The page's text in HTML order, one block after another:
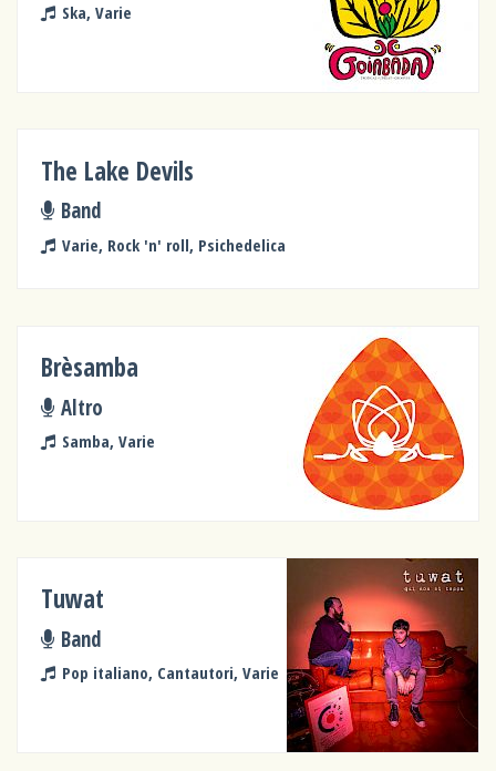
Ska, Varie
The Lake Devils
Band
Varie, Rock 'n' roll, Psichedelica
Brèsamba
Altro
Samba, Varie
Tuwat
Band
Pop italiano, Cantautori, Varie